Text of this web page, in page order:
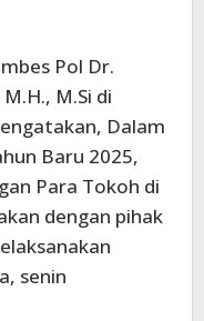
Pol Dr.
M.Si di
Dalam
Baru 2025,
Para Tokoh di
dengan pihak
senin